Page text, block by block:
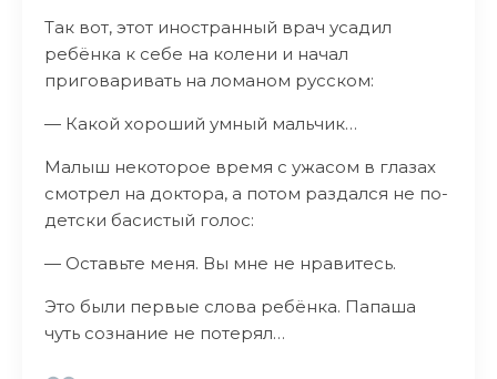
Так вот, этот иностранный врач усадил
ребёнка к себе на колени и начал
приговаривать на ломаном русском:
— Какой хороший умный мальчик…
Малыш некоторое время с ужасом в глазах
смотрел на доктора, а потом раздался не по-
детски басистый голос:
— Оставьте меня. Вы мне не нравитесь.
Это были первые слова ребёнка. Папаша
чуть сознание не потерял…